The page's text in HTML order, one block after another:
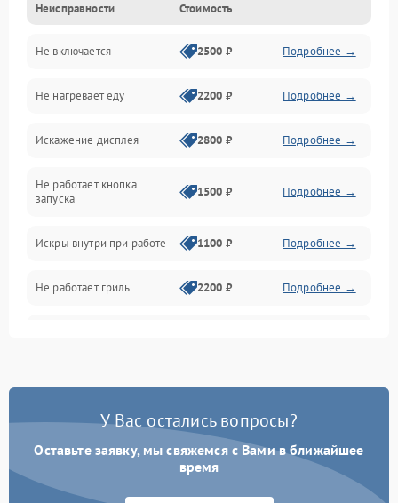
Дверца и корпус
Механика и внутренние элементы
Механические повреждения
Питание и запуск
Нагрев и приготовление
Программное обеспечение
Неисправности Стоимость
Не включается 2500 ₽ Подробнее →
Не нагревает еду 2200 ₽ Подробнее →
Искажение дисплея 2800 ₽ Подробнее →
Не работает кнопка
запуска
1500 ₽ Подробнее →
Искры внутри при работе 1100 ₽ Подробнее →
Не работает гриль 2200 ₽ Подробнее →
Появление запаха гари 2400 ₽ Подробнее →
Проблемы с вентилятором 2000 ₽
Поломка системы
охлаждения
Подробнее →
У Вас остались вопросы?
Оставьте заявку, мы свяжемся с Вами в ближайшее
время